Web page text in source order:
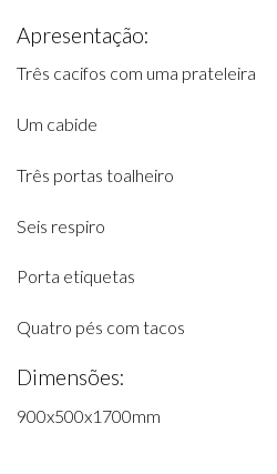
Apresentação:
Três cacifos com uma prateleira
Um cabide
Três portas toalheiro
Seis respiro
Porta etiquetas
Quatro pés com tacos
Dimensões:
900x500x1700mm